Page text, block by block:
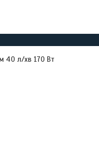
40 л/хв 170 Вт